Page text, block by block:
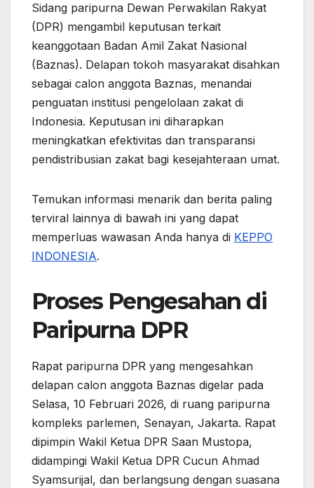
Sidang paripurna Dewan Perwakilan Rakyat
(DPR) mengambil keputusan terkait
keanggotaan Badan Amil Zakat Nasional
(Baznas). Delapan tokoh masyarakat disahkan
sebagai calon anggota Baznas, menandai
penguatan institusi pengelolaan zakat di
Indonesia. Keputusan ini diharapkan
meningkatkan efektivitas dan transparansi
pendistribusian zakat bagi kesejahteraan umat.
Temukan informasi menarik dan berita paling
terviral lainnya di bawah ini yang dapat
memperluas wawasan Anda hanya di KEPPO
INDONESIA.
Proses Pengesahan di
Paripurna DPR
Rapat paripurna DPR yang mengesahkan
delapan calon anggota Baznas digelar pada
Selasa, 10 Februari 2026, di ruang paripurna
kompleks parlemen, Senayan, Jakarta. Rapat
dipimpin Wakil Ketua DPR Saan Mustopa,
didampingi Wakil Ketua DPR Cucun Ahmad
Syamsurijal, dan berlangsung dengan suasana